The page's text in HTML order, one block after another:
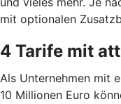
mit optionalen
4 Tarife mit
Als Unternehmen mit
10 Millionen Euro